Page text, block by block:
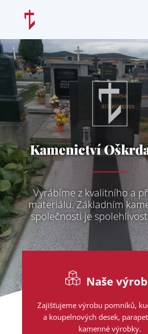
Kamenictví
Vyrábíme z kvalitního a
materiálu. Základním
společnosti je
Naše
Zajišťujeme výrobu pomníků,
a koupelnových desek,
kamenné výrobky.